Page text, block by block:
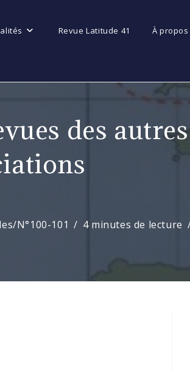
Revue Latitude 41 À propos
des autres
/N°100-101
4 minutes de lecture